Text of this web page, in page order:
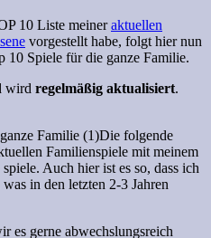
10 Liste meineraktuellen
vorgestellt habe, folgt hier nun
10 Spiele für die ganze Familie.
wird regelmäßig aktualisiert.
Die folgende
Familienspiele mit meinem
Auch hier ist es so, dass ich
in den letzten 2-3 Jahren
es gerne abwechslungsreich